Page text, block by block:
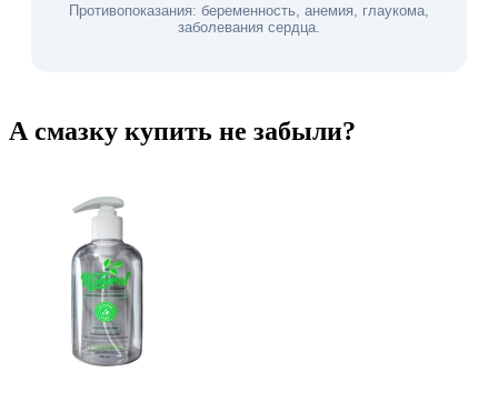
Противопоказания: беременность, анемия, глаукома,
заболевания сердца.
А смазку купить не забыли?